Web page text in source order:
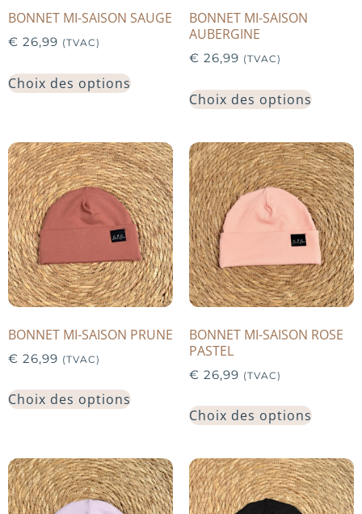
BONNET MI-SAISON SAUGE
€ 26,99 (TVAC)
Choix des options
BONNET MI-SAISON
AUBERGINE
€ 26,99 (TVAC)
Choix des options
BONNET MI-SAISON PRUNE
€ 26,99 (TVAC)
Choix des options
BONNET MI-SAISON ROSE
PASTEL
€ 26,99 (TVAC)
Choix des options